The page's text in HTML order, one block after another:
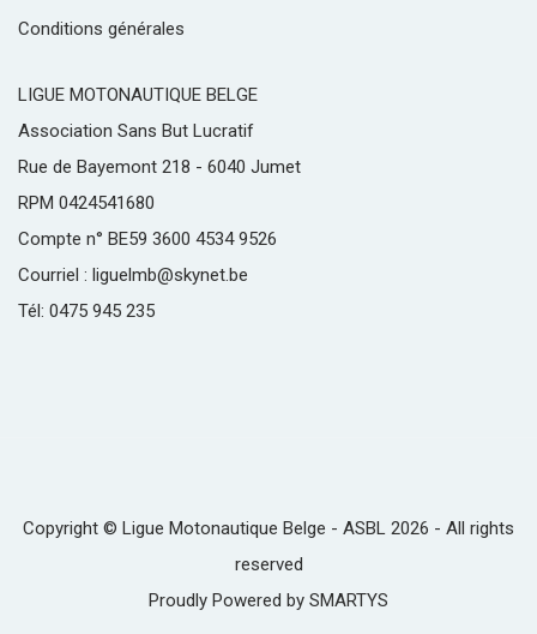
Conditions générales
LIGUE MOTONAUTIQUE BELGE
Association Sans But Lucratif
Rue de Bayemont 218 - 6040 Jumet
RPM 0424541680
Compte n° BE59 3600 4534 9526
Courriel : liguelmb@skynet.be
Tél: 0475 945 235
Copyright © Ligue Motonautique Belge - ASBL 2026 - All rights
reserved
Proudly Powered by SMARTYS